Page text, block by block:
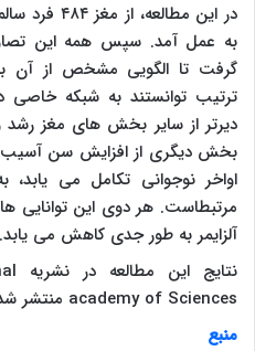
در این مطالعه، از مغز ۴۸۴ فرد سالم ۸ تا ۸۵ ساله تصویربرداری
به عمل آمد. سپس همه این
گرفت تا الگویی مشخص از آن
ترتیب توانستند به شبکه
دیرتر از سایر بخش های مغز رشد
بخش دیگری از افزایش سن آسیب
اواخر نوجوانی تکامل می
مرتبطاست. هر دوی این توانایی ها
آلزایمر به طور جدی کاهش می یابد.
نتایج این مطالعه در نشریه
academy of Sciences منتشر
منبع